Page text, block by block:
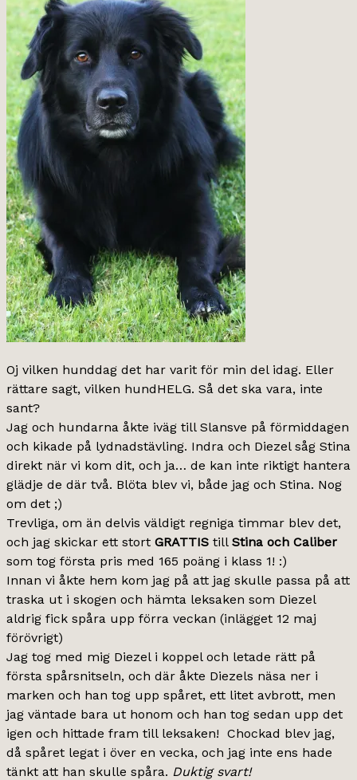
Oj vilken hunddag det har varit för min del idag. Eller
rättare sagt, vilken hundHELG. Så det ska vara, inte
sant?
Jag och hundarna åkte iväg till Slansve på förmiddagen
och kikade på lydnadstävling. Indra och Diezel såg Stina
direkt när vi kom dit, och ja… de kan inte riktigt hantera
glädje de där två. Blöta blev vi, både jag och Stina. Nog
om det ;)
Trevliga, om än delvis väldigt regniga timmar blev det,
och jag skickar ett stort GRATTIS till Stina och Caliber
som tog första pris med 165 poäng i klass 1! :)
Innan vi åkte hem kom jag på att jag skulle passa på att
traska ut i skogen och hämta leksaken som Diezel
aldrig fick spåra upp förra veckan (inlägget 12 maj
förövrigt)
Jag tog med mig Diezel i koppel och letade rätt på
första spårsnitseln, och där åkte Diezels näsa ner i
marken och han tog upp spåret, ett litet avbrott, men
jag väntade bara ut honom och han tog sedan upp det
igen och hittade fram till leksaken! Chockad blev jag,
då spåret legat i över en vecka, och jag inte ens hade
tänkt att han skulle spåra. Duktig svart!